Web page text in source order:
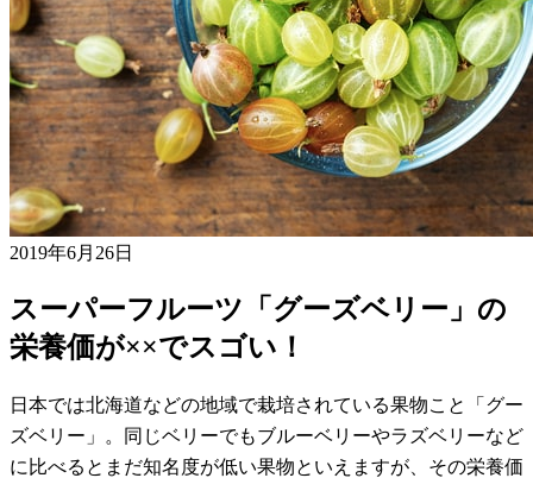
2019年6月26日
スーパーフルーツ「グーズベリー」の
栄養価が××でスゴい！
日本では北海道などの地域で栽培されている果物こと「グー
ズベリー」。同じベリーでもブルーベリーやラズベリーなど
に比べるとまだ知名度が低い果物といえますが、その栄養価